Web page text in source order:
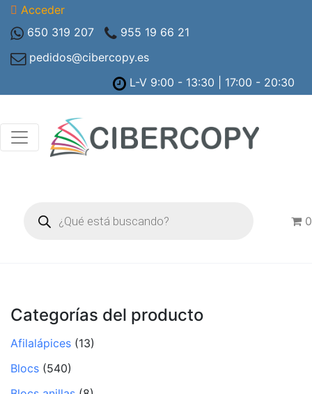
Acceder
650 319 207
955 19 66 21
pedidos@cibercopy.es
L-V 9:00 - 13:30 | 17:00 - 20:30
productos
0
Categorías del producto
Afilalápices (13)
Blocs (540)